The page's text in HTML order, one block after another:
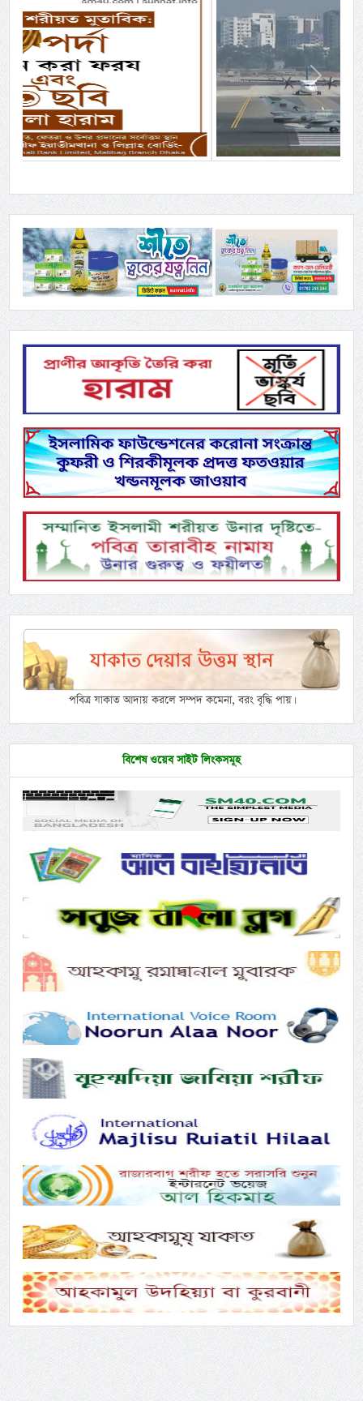
Previous Next
পবিত্র যাকাত আদায় করলে সম্পদ কমেনা, বরং বৃদ্ধি পায়।
বিশেষ ওয়েব সাইট লিংকসমূহ